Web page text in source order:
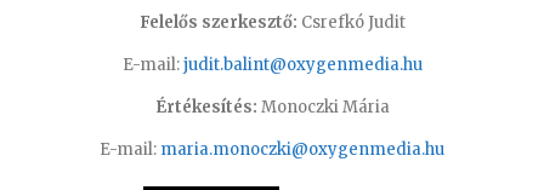
Felelős szerkesztő: Csrefkó Judit
E-mail:judit.balint@oxygenmedia.hu
Értékesítés: Monoczki Mária
E-mail: maria.monoczki@oxygenmedia.hu